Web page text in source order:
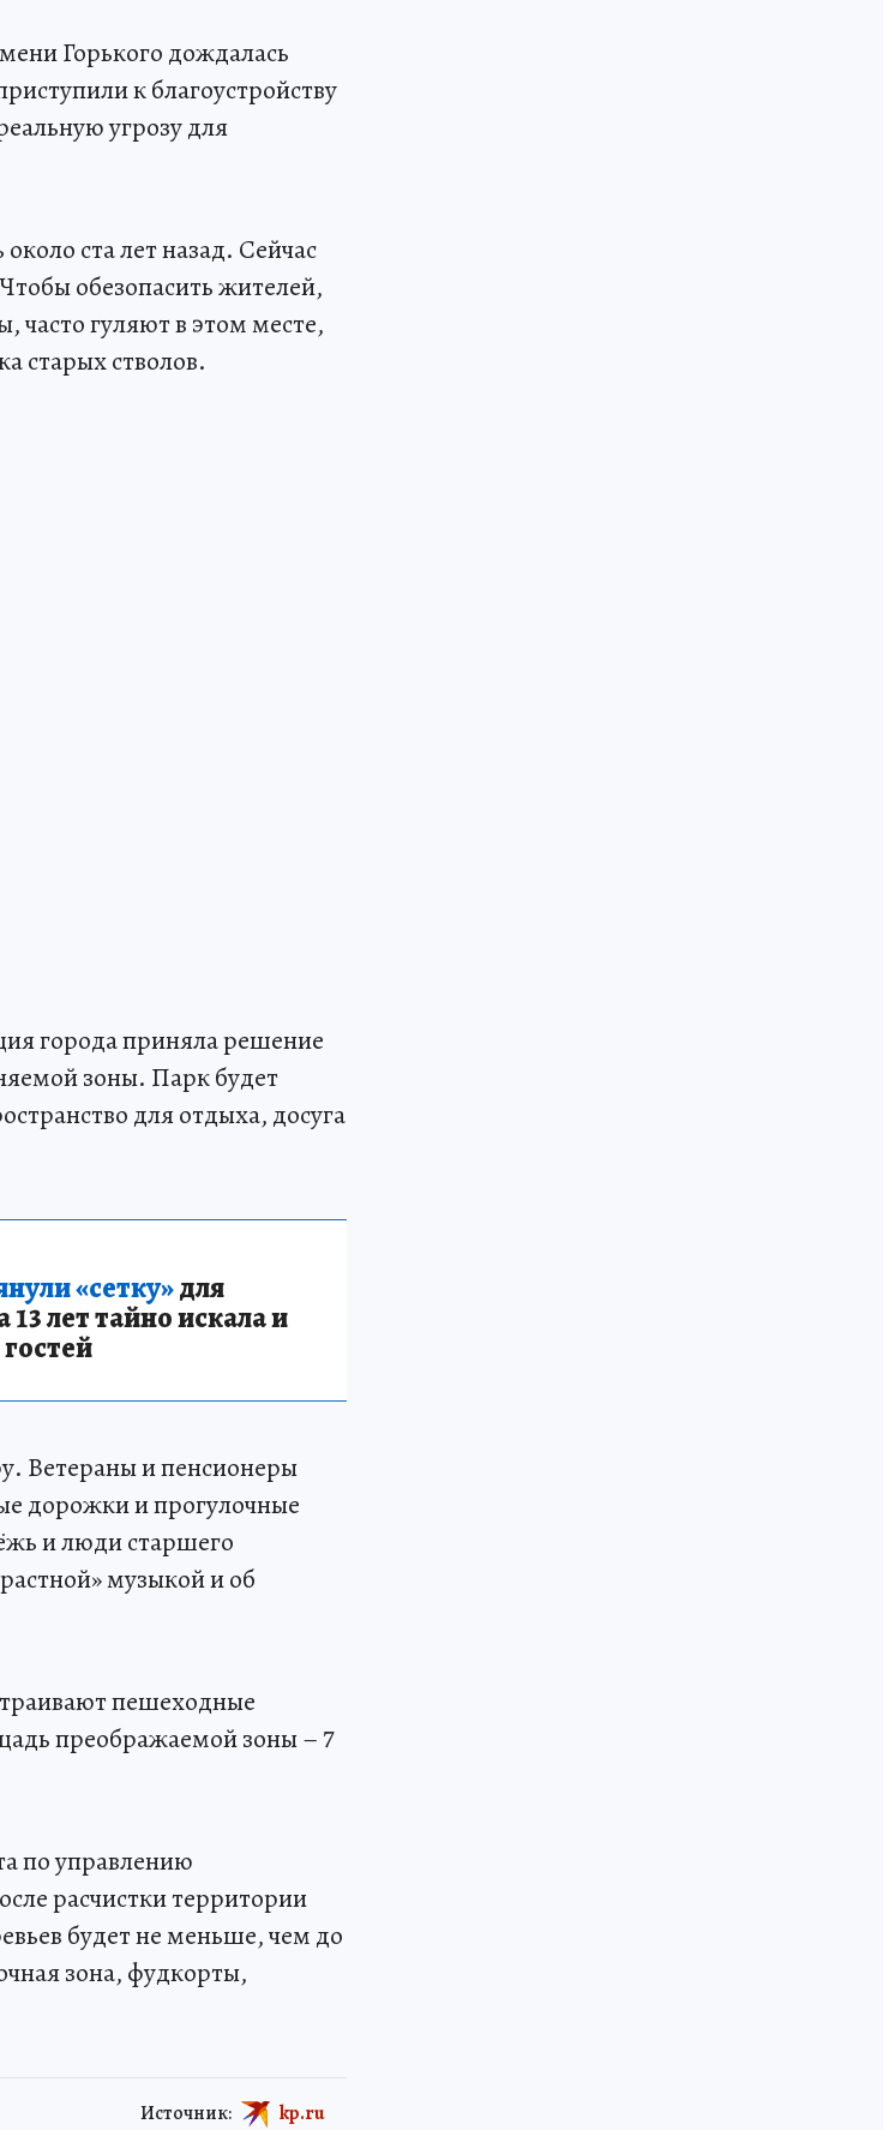
Горького дождалась
к благоустройству
угрозу для
ста лет назад. Сейчас
обезопасить жителей,
часто гуляют в этом месте,
старых стволов.
города приняла решение
зоны. Парк будет
для отдыха, досуга
«сетку»для
лет тайно искала и
Ветераны и пенсионеры
дорожки и прогулочные
и люди старшего
музыкой и об
пешеходные
преображаемой зоны – 7
по управлению
расчистки территории
будет не меньше, чем до
зона, фудкорты,
Источник: kp.ru